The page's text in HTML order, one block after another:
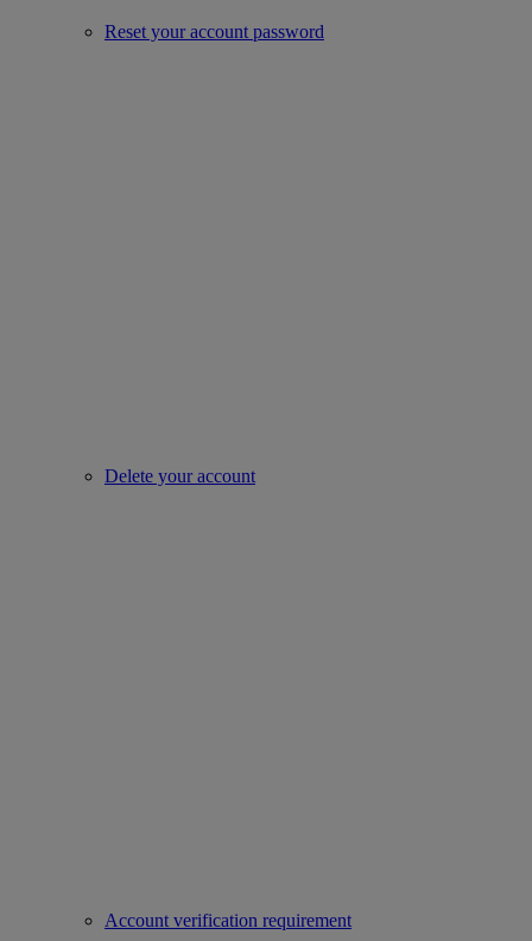
Reset your account password
Delete your account
Account verification requirement